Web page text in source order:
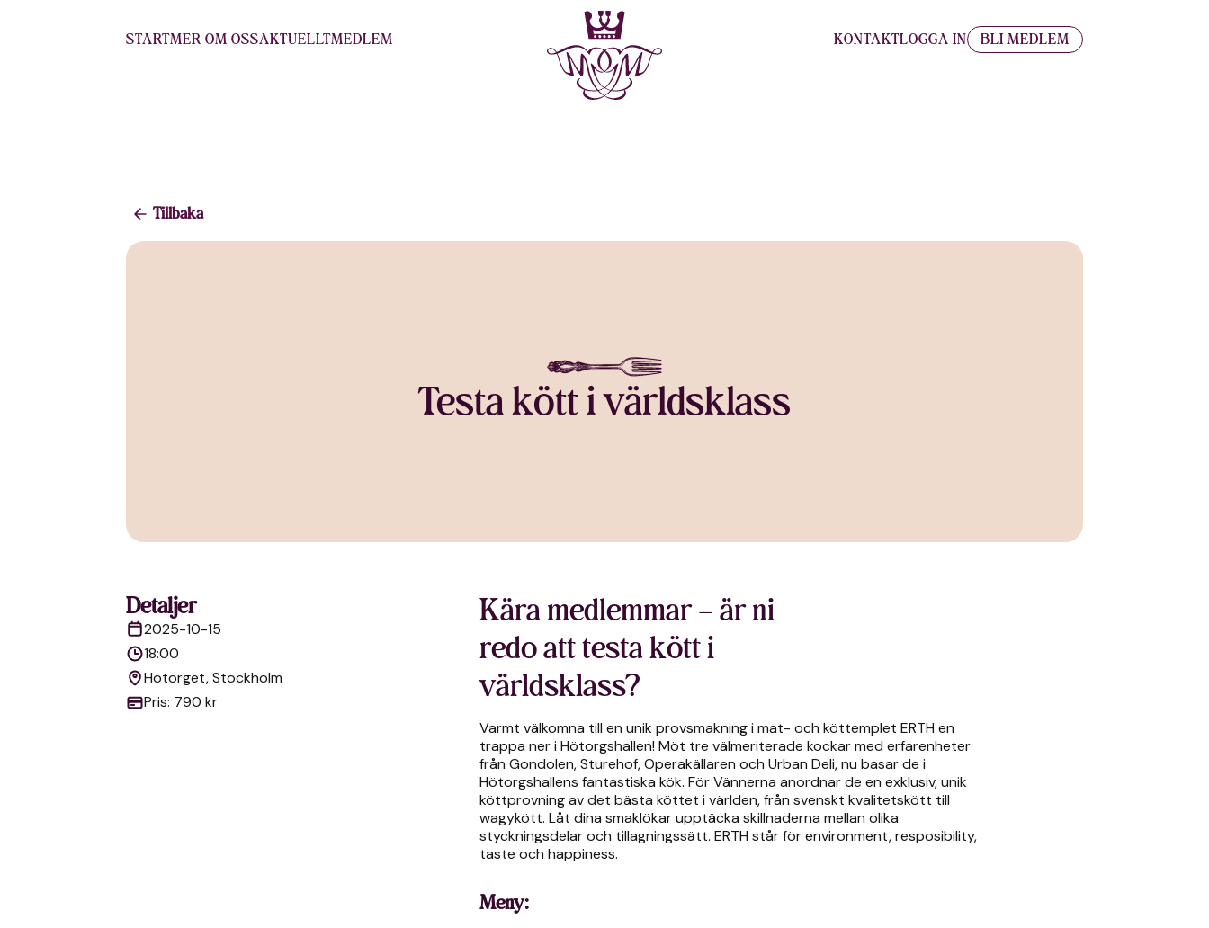
STARTMER OM OSSAKTUELLTMEDLEM KONTAKTLOGGA IN BLI MEDLEM
Tillbaka
Testa kött i världsklass
Kära medlemmar – är ni
redo att testa kött i
världsklass?
Varmt välkomna till en unik provsmakning i mat- och köttemplet ERTH en
trappa ner i Hötorgshallen! Möt tre välmeriterade kockar med erfarenheter
från Gondolen, Sturehof, Operakällaren och Urban Deli, nu basar de i
Hötorgshallens fantastiska kök. För Vännerna anordnar de en exklusiv, unik
köttprovning av det bästa köttet i världen, från svenskt kvalitetskött till
wagykött. Låt dina smaklökar upptäcka skillnaderna mellan olika
styckningsdelar och tillagningssätt. ERTH står för environment, resposibility,
taste och happiness.
Meny:
Detaljer
2025-10-15
18:00
Hötorget, Stockholm
Pris: 790 kr